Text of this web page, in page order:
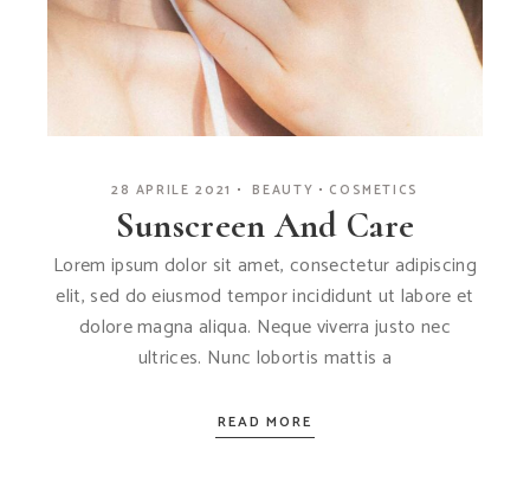
28 APRILE 2021 BEAUTY COSMETICS
Sunscreen And Care
Lorem ipsum dolor sit amet, consectetur adipiscing
elit, sed do eiusmod tempor incididunt ut labore et
dolore magna aliqua. Neque viverra justo nec
ultrices. Nunc lobortis mattis a
READ MORE